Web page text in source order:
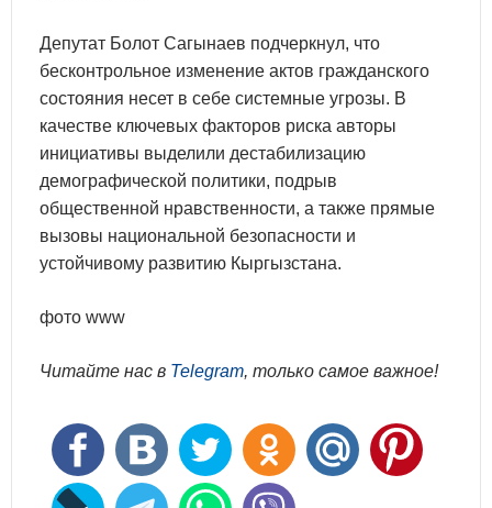
Депутат Болот Сагынаев подчеркнул, что
бесконтрольное изменение актов гражданского
состояния несет в себе системные угрозы. В
качестве ключевых факторов риска авторы
инициативы выделили дестабилизацию
демографической политики, подрыв
общественной нравственности, а также прямые
вызовы национальной безопасности и
устойчивому развитию Кыргызстана.
фото www
Читайте нас в Telegram, только самое важное!